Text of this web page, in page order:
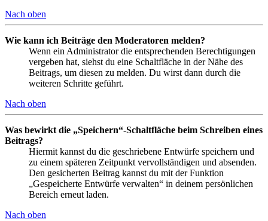
Nach oben
Wie kann ich Beiträge den Moderatoren melden?
Wenn ein Administrator die entsprechenden Berechtigungen
vergeben hat, siehst du eine Schaltfläche in der Nähe des
Beitrags, um diesen zu melden. Du wirst dann durch die
weiteren Schritte geführt.
Nach oben
Was bewirkt die „Speichern“-Schaltfläche beim Schreiben eines
Beitrags?
Hiermit kannst du die geschriebene Entwürfe speichern und
zu einem späteren Zeitpunkt vervollständigen und absenden.
Den gesicherten Beitrag kannst du mit der Funktion
„Gespeicherte Entwürfe verwalten“ in deinem persönlichen
Bereich erneut laden.
Nach oben